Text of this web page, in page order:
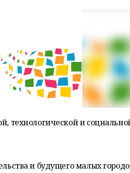
технологической и
и будущего малых